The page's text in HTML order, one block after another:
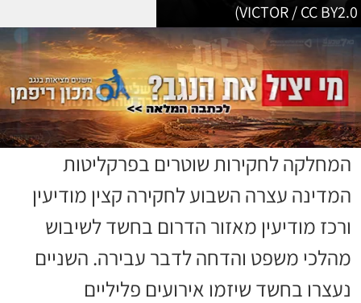
VICTOR / CC BY2.0)
המחלקה לחקירות שוטרים בפרקליטות
המדינה עצרה השבוע לחקירה קצין מודיעין
ורכז מודיעין מאזור הדרום בחשד לשיבוש
מהלכי משפט והדחה לדבר עבירה. השניים
נעצרו בחשד שיזמו אירועים פליליים